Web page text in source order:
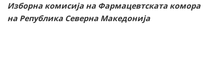
Изборна комисија на Фармацевтската комора
на Република Северна Македонија